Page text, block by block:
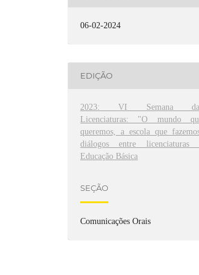
06-02-2024
EDIÇÃO
2023: VI Semana
Licenciaturas: "O mundo
queremos, a escola que
diálogos entre licenciaturas
Educação Básica
SEÇÃO
Comunicações Orais